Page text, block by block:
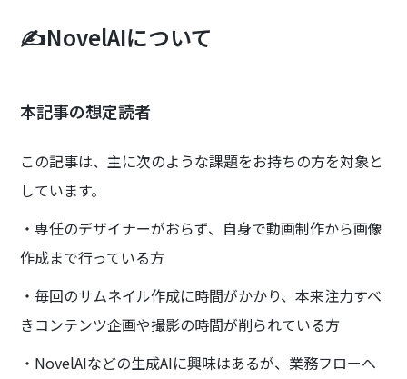
✍️NovelAIについて
本記事の想定読者
この記事は、主に次のような課題をお持ちの方を対象と
しています。
・専任のデザイナーがおらず、自身で動画制作から画像
作成まで行っている方
・毎回のサムネイル作成に時間がかかり、本来注力すべ
きコンテンツ企画や撮影の時間が削られている方
・NovelAIなどの生成AIに興味はあるが、業務フローへ